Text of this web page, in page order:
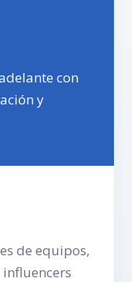
con
y
de equipos,